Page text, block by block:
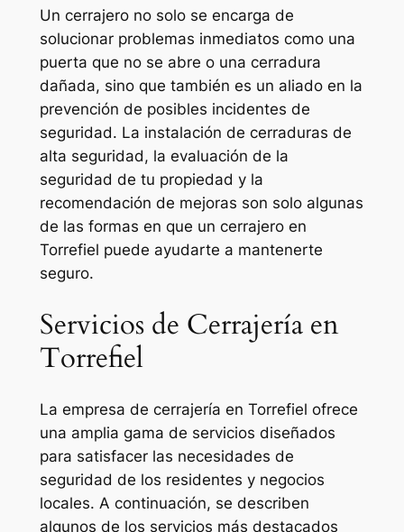
Un cerrajero no solo se encarga de
solucionar problemas inmediatos como una
puerta que no se abre o una cerradura
dañada, sino que también es un aliado en la
prevención de posibles incidentes de
seguridad. La instalación de cerraduras de
alta seguridad, la evaluación de la
seguridad de tu propiedad y la
recomendación de mejoras son solo algunas
de las formas en que un cerrajero en
Torrefiel puede ayudarte a mantenerte
seguro.
Servicios de Cerrajería en
Torrefiel
La empresa de cerrajería en Torrefiel ofrece
una amplia gama de servicios diseñados
para satisfacer las necesidades de
seguridad de los residentes y negocios
locales. A continuación, se describen
algunos de los servicios más destacados